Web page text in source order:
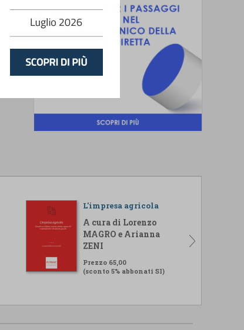
L'impresa agricola
A cura di Lorenzo
MAGRO e Arianna
ZENI
Prezzo 65,00
(sconto 5% abbonati SI)